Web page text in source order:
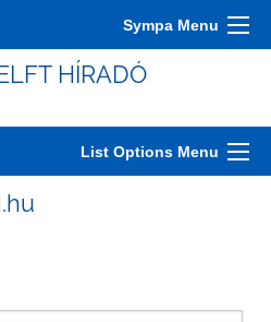
Sympa Menu
HÍRADÓ
List Options Menu
07 08 09 10 11 12